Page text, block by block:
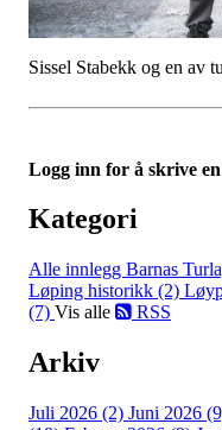
Sissel Stabekk og en av
Logg inn for å skrive
Kategori
Alle innlegg Barnas
Løping historikk (2)
(7) Vis alle RSS
Arkiv
Juli 2026 (2) Juni 2026